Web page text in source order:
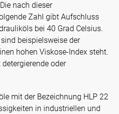
nach dieser
Zahl gibt Aufschluss
bei 40 Grad Celsius.
beispielsweise der
hohen Viskose-Index steht.
oder
mit der Bezeichnung HLP 22
in industriellen und